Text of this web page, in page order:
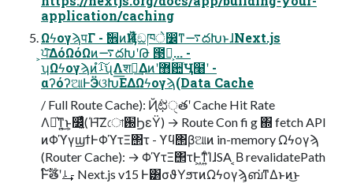
application/caching
ΩϟογϡपΓ - ࣗ਎ͷҊ݅ʹͱͬͯඞཁे෼ͳ࠷దԽͱɺNext.js
͕ਪͯ͘͠ΔόΩόΩͷ࠷దԽʹԹ ౓͕ࠩ... -
ʮΩϟογϡͷࡴ͠ํʯΛशಘ͢Δͷʹ޻਺ׂ͘Ӌ໨ʹ -
αʔόʔଆͰӬଓԽ͞ΕΔΩϟογϡ(Data Cache
/ Full Route Cache): Ҋ݅ಛੑతʹ Cache Hit Rate
ΛՔ͛ͳ͍͜ͱ͕෼͔͍ͬͯͨ(Ή͠Ζো֐ϦεΫ) → Route Con fi g ΍ fetch API
ͷΦϓγϣϯͰΦϓτΞ΢τ - ϒϥ΢βଆͷ in-memory Ωϟογϡ
(Router Cache): → ΦϓτΞ΢τͰ͖ͳ͍ͨΊɺSA ͔Β revalidatePath
Ͱ໌ࣔతʹࡴ͢ - Next.js v15 Ͱ͸σϑΥϧτͷΩϟογϡ͕ബ͘ͳΔͱͷ͜ͱ